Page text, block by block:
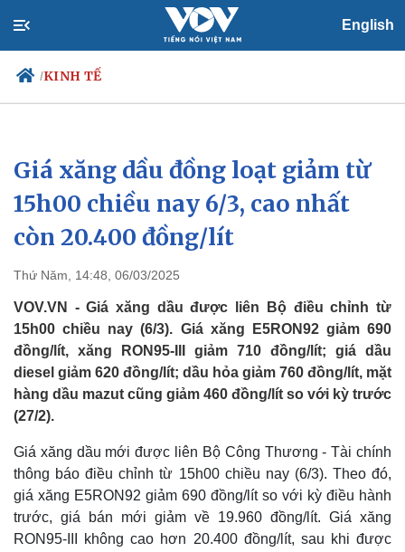
English
/KINH TẾ
Chính trị
Đảng
Tổ chức nhân sự
Quốc hội
Xã hội
Tin 24h
Dự báo thời tiết
Giáo dục
Giá xăng dầu đồng loạt giảm từ
15h00 chiều nay 6/3, cao nhất
còn 20.400 đồng/lít
Thứ Năm, 14:48, 06/03/2025
VOV.VN - Giá xăng dầu được liên Bộ điều chỉnh từ
15h00 chiều nay (6/3). Giá xăng E5RON92 giảm 690
đồng/lít, xăng RON95-III giảm 710 đồng/lít; giá dầu
diesel giảm 620 đồng/lít; dầu hỏa giảm 760 đồng/lít, mặt
hàng dầu mazut cũng giảm 460 đồng/lít so với kỳ trước
(27/2).
Giá xăng dầu mới được liên Bộ Công Thương - Tài chính
thông báo điều chỉnh từ 15h00 chiều nay (6/3). Theo đó,
giá xăng E5RON92 giảm 690 đồng/lít so với kỳ điều hành
trước, giá bán mới giảm về 19.960 đồng/lít. Giá xăng
RON95-III không cao hơn 20.400 đồng/lít, sau khi được